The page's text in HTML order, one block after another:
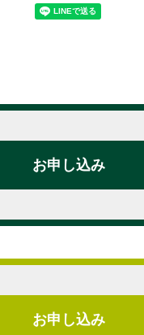
お申し込み
お申し込み